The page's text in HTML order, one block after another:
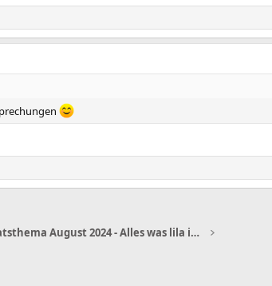
Monatsthema August 2024 - Alles was lila ist, außer Milka(kuh)